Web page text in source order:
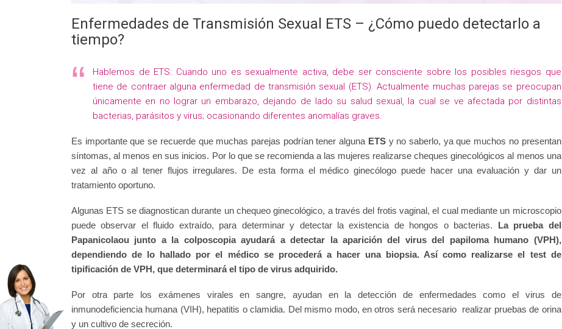
Enfermedades de Transmisión Sexual ETS – ¿Cómo puedo detectarlo a
tiempo?
Hablemos de ETS: Cuando uno es sexualmente activa, debe ser consciente sobre los posibles riesgos que
tiene de contraer alguna enfermedad de transmisión sexual (ETS). Actualmente muchas parejas se preocupan
únicamente en no lograr un embarazo, dejando de lado su salud sexual, la cual se ve afectada por distintas
bacterias, parásitos y virus; ocasionando diferentes anomalías graves.
Es importante que se recuerde que muchas parejas podrían tener alguna ETSy no saberlo, ya que muchos no presentan
síntomas, al menos en sus inicios. Por lo que se recomienda a las mujeres realizarse cheques ginecológicos al menos una
vez al año o al tener flujos irregulares. De esta forma el médico ginecólogo puede hacer una evaluación y dar un
tratamiento oportuno.
Algunas ETS se diagnostican durante un chequeo ginecológico, a través del frotis vaginal, el cual mediante un microscopio
puede observar el fluido extraído, para determinar y detectar la existencia de hongos o bacterias. La prueba del
Papanicolaou junto a la colposcopia ayudará a detectar la aparición del virus del papiloma humano (VPH),
dependiendo de lo hallado por el médico se procederá a hacer una biopsia. Así como realizarse el test de
tipificación de VPH, que determinará el tipo de virus adquirido.
Por otra parte los exámenes virales en sangre, ayudan en la detección de enfermedades como el virus de
inmunodeficiencia humana (VIH), hepatitis o clamidia. Del mismo modo, en otros será necesario realizar pruebas de orina
y un cultivo de secreción.